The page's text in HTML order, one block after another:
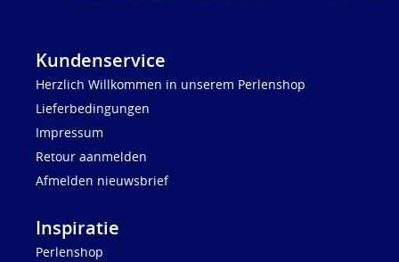
Kundenservice
Herzlich Willkommen in unserem Perlenshop
Lieferbedingungen
Impressum
Retour aanmelden
Afmelden nieuwsbrief
Inspiratie
Perlenshop